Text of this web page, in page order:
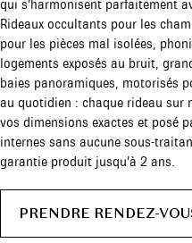
qui s’harmonisent parfaitement
Rideaux occultants pour les
pour les pièces mal isolées,
logements exposés au bruit,
baies panoramiques, motorisés
au quotidien : chaque rideau sur
vos dimensions exactes et posé
internes sans aucune sous-
garantie produit jusqu’à 2 ans.
PRENDRE RENDEZ-